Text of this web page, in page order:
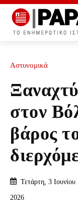
Αστυνομικά
στον
βάρος
Τετάρτη, 3 Ιουνίου
2026